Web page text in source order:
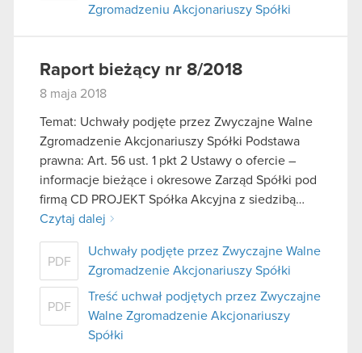
Zgromadzeniu Akcjonariuszy Spółki
Raport bieżący nr 8/2018
8 maja 2018
Temat: Uchwały podjęte przez Zwyczajne Walne
Zgromadzenie Akcjonariuszy Spółki Podstawa
prawna: Art. 56 ust. 1 pkt 2 Ustawy o ofercie –
informacje bieżące i okresowe Zarząd Spółki pod
firmą CD PROJEKT Spółka Akcyjna z siedzibą…
Czytaj dalej
PDF
Uchwały podjęte przez Zwyczajne Walne
Zgromadzenie Akcjonariuszy Spółki
PDF
Treść uchwał podjętych przez Zwyczajne
Walne Zgromadzenie Akcjonariuszy
Spółki